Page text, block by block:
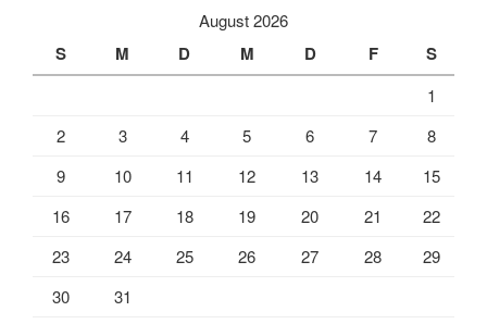
August 2026
S M D M D F S
1
2
3 4 5 6 7
8
9
10 11 12 13 14
15
16
17 18 19 20 21
22
23
24 25 26 27 28
29
30
31